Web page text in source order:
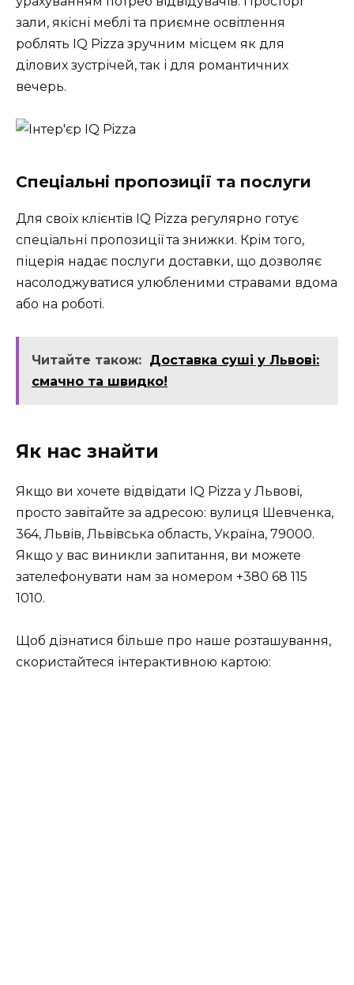
зали, якісні меблі та приємне освітлення
роблять IQ Pizza зручним місцем як для
ділових зустрічей, так і для романтичних
вечерь.
Спеціальні пропозиції та послуги
Для своїх клієнтів IQ Pizza регулярно готує
спеціальні пропозиції та знижки. Крім того,
піцерія надає послуги доставки, що дозволяє
насолоджуватися улюбленими стравами вдома
або на роботі.
Читайте також: Доставка суші у Львові:
смачно та швидко!
Як нас знайти
Якщо ви хочете відвідати IQ Pizza у Львові,
просто завітайте за адресою: вулиця Шевченка,
364, Львів, Львівська область, Україна, 79000.
Якщо у вас виникли запитання, ви можете
зателефонувати нам за номером +380 68 115
1010.
Щоб дізнатися більше про наше розташування,
скористайтеся інтерактивною картою: